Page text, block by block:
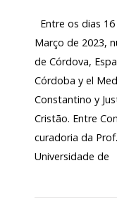
Entre os dias
Março de 2023,
de Córdova,
Córdoba y el
Constantino y
Cristão. Entre
curadoria da
Universidade de